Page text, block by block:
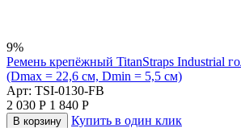
9%
Ремень крепёжный TitanStraps Industrial
(Dmax = 22,6 см, Dmin = 5,5 см)
Арт: TSI-0130-FB
2 030 Р 1 840 Р
В корзину
Купить в один клик